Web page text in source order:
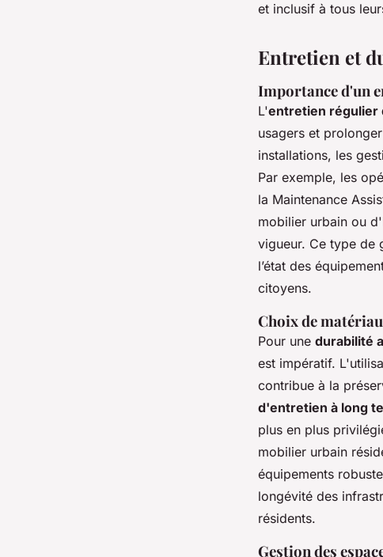
et inclusif à tous
Entretien et
Importance d'un
L'entretien régulier
usagers et
installations, les
Par exemple, les
la Maintenance
mobilier urbain ou
vigueur. Ce type de
l’état des
citoyens.
Choix de
Pour une durabilité
est impératif.
contribue à la
d'entretien à long
plus en plus
mobilier urbain
équipements
longévité des
résidents.
Gestion des